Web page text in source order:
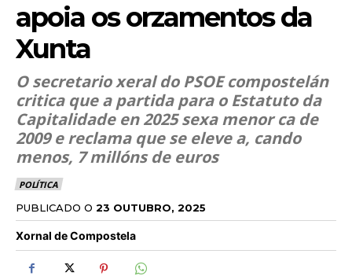
apoia os orzamentos da
Xunta
O secretario xeral do PSOE compostelán
critica que a partida para o Estatuto da
Capitalidade en 2025 sexa menor ca de
2009 e reclama que se eleve a, cando
menos, 7 millóns de euros
POLÍTICA
PUBLICADO O 23 OUTUBRO, 2025
Xornal de Compostela